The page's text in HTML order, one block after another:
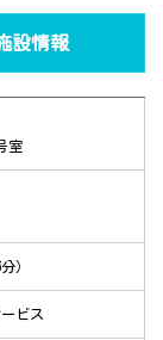
設情報
室
）
ビス